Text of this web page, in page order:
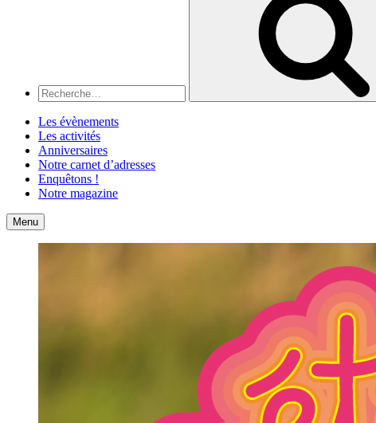
Les évènements
Les activités
Anniversaires
Notre carnet d’adresses
Enquêtons !
Notre magazine
Accueil
Menu Contact